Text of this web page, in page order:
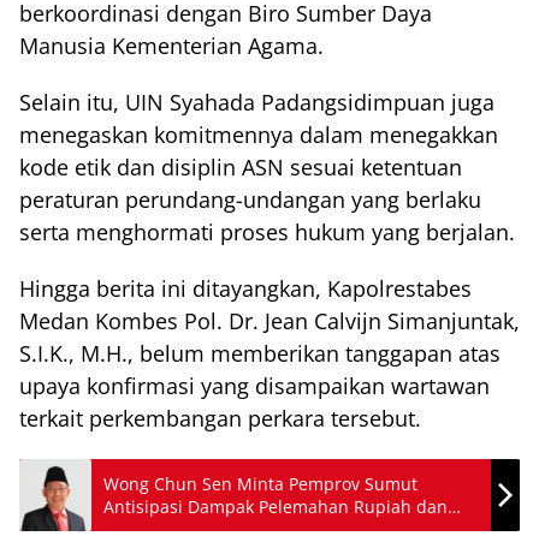
berkoordinasi dengan Biro Sumber Daya
Manusia Kementerian Agama.
Selain itu, UIN Syahada Padangsidimpuan juga
menegaskan komitmennya dalam menegakkan
kode etik dan disiplin ASN sesuai ketentuan
peraturan perundang-undangan yang berlaku
serta menghormati proses hukum yang berjalan.
Hingga berita ini ditayangkan, Kapolrestabes
Medan Kombes Pol. Dr. Jean Calvijn Simanjuntak,
S.I.K., M.H., belum memberikan tanggapan atas
upaya konfirmasi yang disampaikan wartawan
terkait perkembangan perkara tersebut.
Wong Chun Sen Minta Pemprov Sumut
Antisipasi Dampak Pelemahan Rupiah dan
Lonjakan Harga Kebutuhan Pokok